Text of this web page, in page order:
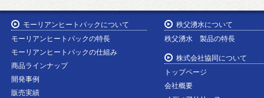
モーリアンヒートパックについて
モーリアンヒートパックの特長
モーリアンヒートパックの仕組み
商品ラインナップ
開発事例
販売実績
秩父湧水について
秩父湧水 製品の特長
株式会社協同について
トップページ
会社概要